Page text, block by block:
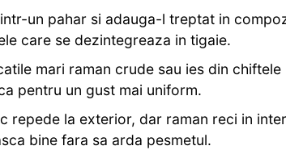
un pahar si adauga-l treptat in
care se dezintegreaza in tigaie.
mari raman crude sau ies din chiftele
pentru un gust mai uniform.
repede la exterior, dar raman reci in
bine fara sa arda pesmetul.